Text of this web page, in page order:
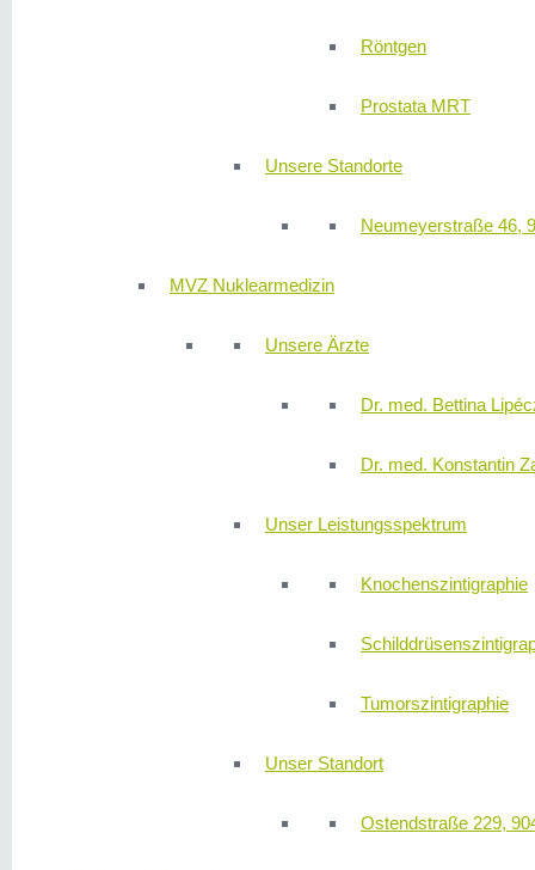
Röntgen
Prostata MRT
Unsere Standorte
Neumeyerstraße 46,
MVZ Nuklearmedizin
Unsere Ärzte
Dr. med. Bettina
Dr. med. Konstantin
Unser Leistungsspektrum
Knochenszintigraphie
Tumorszintigraphie
Unser Standort
Ostendstraße 229,